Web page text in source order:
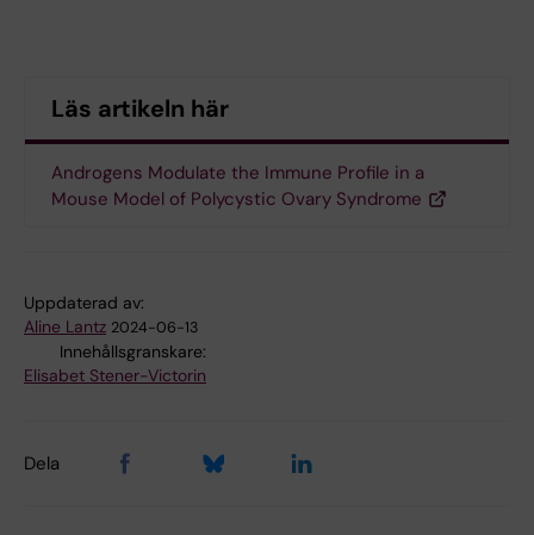
Läs artikeln här
Androgens Modulate the Immune Profile in a
Mouse Model of Polycystic Ovary Syndrome
Uppdaterad av:
Aline Lantz 2024-06-13
Innehållsgranskare:
Elisabet Stener-Victorin
Dela